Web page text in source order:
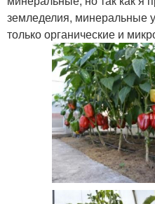
земледелия, минеральные
только органические и